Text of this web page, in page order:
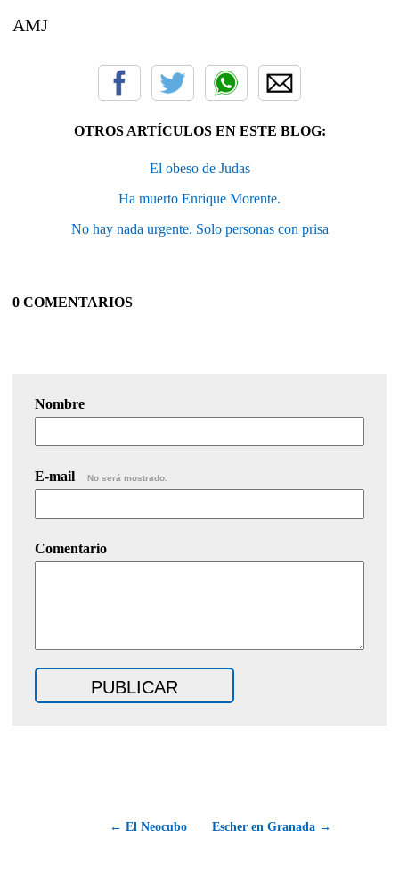
AMJ
OTROS ARTÍCULOS EN ESTE BLOG:
El obeso de Judas
Ha muerto Enrique Morente.
No hay nada urgente. Solo personas con prisa
0 COMENTARIOS
Nombre
E-mail No será mostrado.
Comentario
← El Neocubo Escher en Granada →